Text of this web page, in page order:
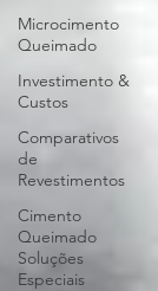
Microcimento
Queimado
Investimento &
Custos
Comparativos
de
Revestimentos
Cimento
Queimado
Soluções
Especiais